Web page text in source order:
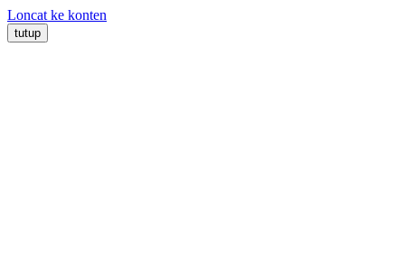
Loncat ke konten
tutup